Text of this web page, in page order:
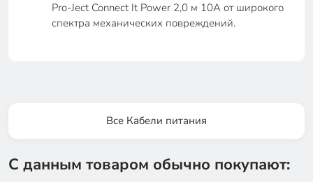
Pro-Ject Connect It Power 2,0 м 10A от широкого
спектра механических повреждений.
Все Кабели питания
С данным товаром обычно покупают: